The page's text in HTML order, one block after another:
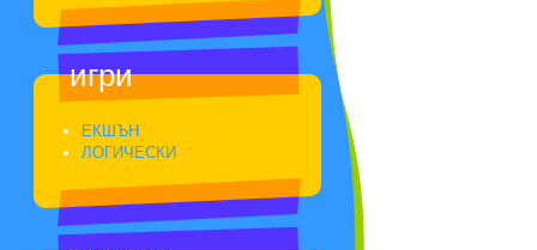
игри
ЕКШЪН
ЛОГИЧЕСКИ